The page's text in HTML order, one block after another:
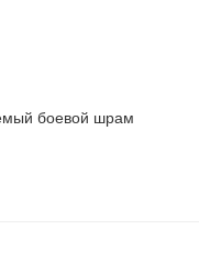
боевой шрам